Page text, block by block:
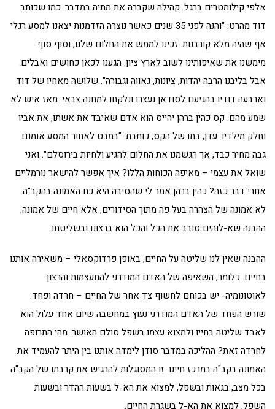
אלפי קילומטרים ברגל. קהילה שקברה את מתיה במדבר. כמו שכותב
דוד מהרט: "והנה לפני 35 שנים כאשר נוצרה הזדמנות יצאנו למסע רגלי
אף שהיה מלא קורבנות. זכינו לממש את החלום שלנו, וסוף סוף
מימשנו את שאיפותינו לשוב לארץ ציון. הגענו לכאן כחושים ואבלים.
אבל בליבנו הרבה יהדות, ציונות, גאווה וגבורה". שלושה מאחיו של דוד
וארבעה דודיו בהגיעם לסודאן נעצרו ונלקחו למחנה צבאי. מאז איש לא
שמע מהם. קס כהין ברהן יהייס הוא אדם שאיבד את אשתו, את אביו
וחלק מילדיו. עדן, בתו של הקס, כותבת: "במבט לאחור המסע אומנם
גבה מחיר כבד, אך הגשמנו את החלום להגיע ולחיות בירוסלם". ואני
שואל את עצמי – מאיפה הכוחות הללו? איך אפשר להישאר נורמליים
אחרי דבר כזה? כהין ברהן אמר לי שהסיבה היא כח האמונה בהקב"ה.
לא אמונה של הצהרה בעל פה מתוך הסידורים, אלא חיים של אמונה;
ההבנה שא-לוהים סובב את הכל והכל הוא ברצונו ובשליטתו.
ההבנה שאין לנו שליטה על החיים, באופן פרדוקסאלי – משאירה אותנו
בחיים. כלומר, השאיפה של האדם המודרני להתעצמות והרצון
לאוטונומיה- יש בכוחם לחשוף צד אחר של החיים – חרדה ופחד.
שורש הפחד של האדם המודרני נעוץ במחשבה שיום אחד עלול הוא
לאבד שליטה בחייו ולמצוא עצמו בשפל סולם האושר. מהי התרופה
לחרדה זאת? ההליכה במדבר סודן לימדה אותנו בין היתר להעמיד את
האמונה בקב"ה במרכז חיינו. זו המסוגלות להרגיש את קרבתו של הקב"ה
בכל מצב, בגאות ובשפל, למצוא את הא-ל בשעות ההדר ובשעות
השפל, למצוא את הא-ל בשגרת החיים.